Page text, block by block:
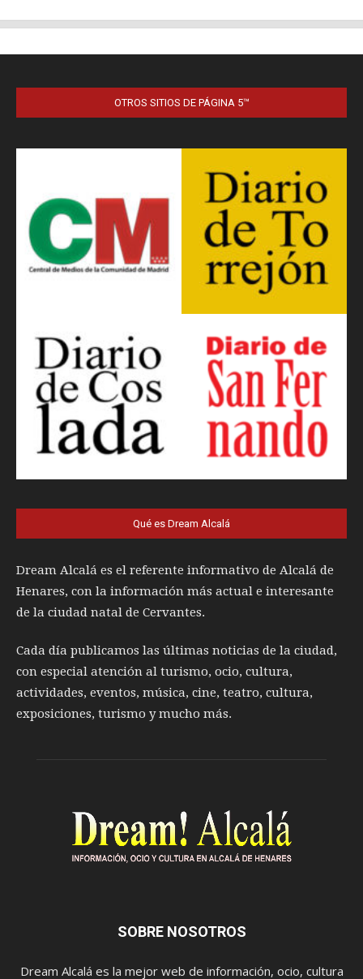
OTROS SITIOS DE PÁGINA 5™
Qué es Dream Alcalá
Dream Alcalá es el referente informativo de Alcalá de
Henares, con la información más actual e interesante
de la ciudad natal de Cervantes.
Cada día publicamos las últimas noticias de la ciudad,
con especial atención al turismo, ocio, cultura,
actividades, eventos, música, cine, teatro, cultura,
exposiciones, turismo y mucho más.
SOBRE NOSOTROS
Dream Alcalá es la mejor web de información, ocio, cultura